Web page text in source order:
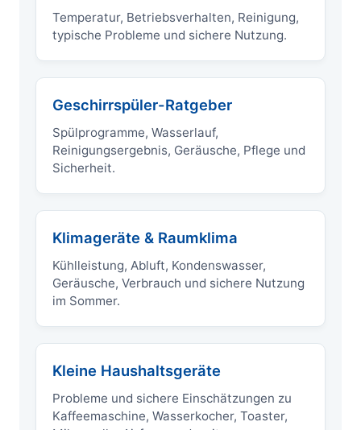
Temperatur, Betriebsverhalten, Reinigung,
typische Probleme und sichere Nutzung.
Geschirrspüler-Ratgeber
Spülprogramme, Wasserlauf,
Reinigungsergebnis, Geräusche, Pflege und
Sicherheit.
Klimageräte & Raumklima
Kühlleistung, Abluft, Kondenswasser,
Geräusche, Verbrauch und sichere Nutzung
im Sommer.
Kleine Haushaltsgeräte
Probleme und sichere Einschätzungen zu
Kaffeemaschine, Wasserkocher, Toaster,